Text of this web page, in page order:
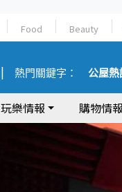
Food Beauty
熱門關鍵字： 公屋熱
玩樂情報 購物情報